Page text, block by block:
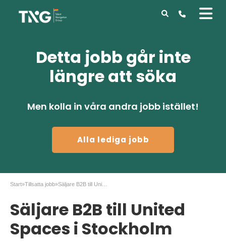
Detta jobb går inte
längre att söka
Men kolla in våra andra jobb istället!
Alla lediga jobb
Start»Tillsatta jobb»
Säljare B2B till United
Spaces i Stockholm